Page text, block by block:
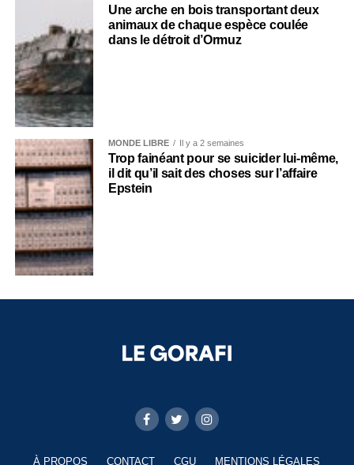
Une arche en bois transportant deux
animaux de chaque espèce coulée
dans le détroit d’Ormuz
MONDE LIBRE Il y a 2 semaines
Trop fainéant pour se suicider lui-même,
il dit qu’il sait des choses sur l’affaire
Epstein
À PROPOS CONTACT CGU MENTIONS LÉGALES